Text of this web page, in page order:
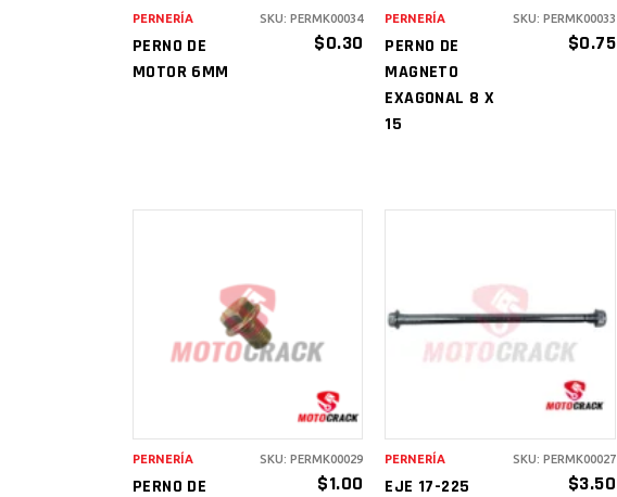
PERNO DE
MOTOR 6MM
$0.30
PERNERÍA SKU: PERMK00034
PERNO DE
MAGNETO
EXAGONAL 8 X
15
$0.75
PERNERÍA SKU: PERMK00033
AÑADIR AL
CARRITO
PERNO DE
$1.00
PERNERÍA SKU: PERMK00029
AÑADIR AL
CARRITO
EJE 17-225 $3.50
PERNERÍA SKU: PERMK00027